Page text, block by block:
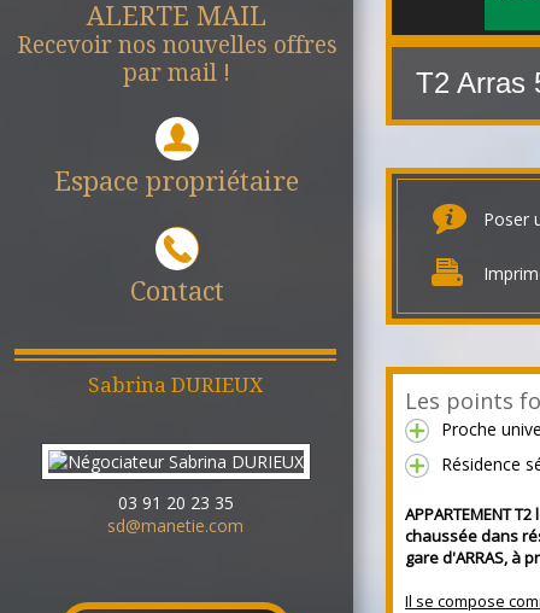
ALERTE MAIL
Recevoir nos nouvelles offres
par mail !
Espace propriétaire
Contact
Sabrina DURIEUX
03 91 20 23 35
sd@manetie.com
T2 Arras
Poser
Les points
Proche
Résidence
APPARTEMENT
chaussée dans
gare d'ARRAS, à
Il se compose